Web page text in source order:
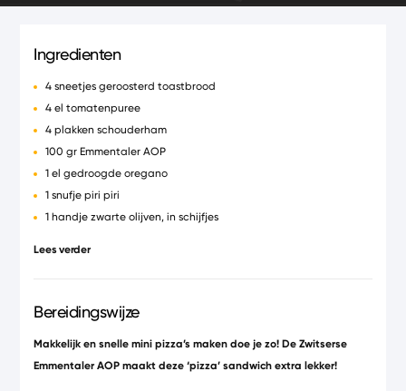
Ingredienten
4 sneetjes geroosterd toastbrood
4 el tomatenpuree
4 plakken schouderham
100 gr Emmentaler AOP
1 el gedroogde oregano
1 snufje piri piri
1 handje zwarte olijven, in schijfjes
Lees verder
Bereidingswijze
Makkelijk en snelle mini pizza’s maken doe je zo! De Zwitserse
Emmentaler AOP maakt deze ‘pizza’ sandwich extra lekker!